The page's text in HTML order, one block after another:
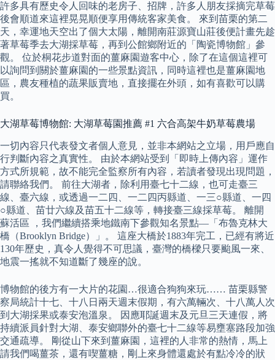
許多具有歷史令人回味的老房子、招牌，許多人朋友採摘完草莓
後會順道來這裡晃晃順便享用傳統客家美食。 來到苗栗的第二
天，幸運地天空出了個大太陽，離開南莊源寶山莊後便計畫先趁
著草莓季去大湖採草莓，再到公館鄉附近的「陶瓷博物館」參
觀。 位於桐花步道對面的薑麻園遊客中心，除了在這個這裡可
以詢問到關於薑麻園的一些景點資訊，同時這裡也是薑麻園地
區，農友種植的蔬果販賣地，直接擺在外頭，如有喜歡可以購
買。
大湖草莓博物館: 大湖草莓園推薦 #1 六合高架牛奶草莓農場
一切內容只代表發文者個人意見，並非本網站之立場，用戶應自
行判斷內容之真實性。 由於本網站受到「即時上傳內容」運作
方式所規範，故不能完全監察所有內容，若讀者發現出現問題，
請聯絡我們。 前往大湖者，除利用臺七十二線，也可走臺三
線、臺六線，或透過一二四、一二四丙縣道、一三○縣道、一四
○縣道、苗廿六線及苗五十二線等，轉接臺三線採草莓。 離開
蘇活區 ，我們繼續搭乘地鐵南下參觀知名景點—「布魯克林大
橋（Brooklyn Bridge）」。 這座大橋於1883年完工，已經有將近
130年歷史，真令人覺得不可思議，臺灣的橋樑只要颱風一來、
地震一搖就不知道斷了幾座的說。
博物館的後方有一大片的花園…很適合狗狗來玩…… 苗栗縣警
察局統計十七、十八日兩天週末假期，有六萬輛次、十八萬人次
到大湖採果或泰安泡溫泉。 因應耶誕週末及元旦三天連假，將
持續派員針對大湖、泰安鄉聯外的臺七十二線等易壅塞路段加強
交通疏導。 剛從山下來到薑麻園，這裡的人非常的熱情，馬上
請我們喝薑茶，還有喫薑糖，剛上來身體還處於有點冷冷的狀